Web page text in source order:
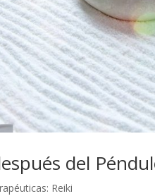
del
Reiki